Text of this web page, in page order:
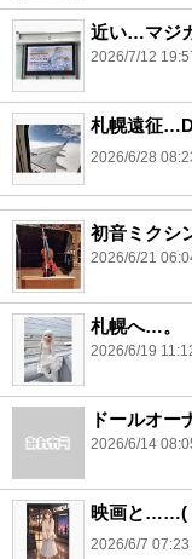
近い…マジ
2026/7/12
札幌遠征
2026/6/28
初音ミクシ
2026/6/21
札幌へ…。
2026/6/19
ドールオー
2026/6/14
映画と……(
2026/6/7 07:23